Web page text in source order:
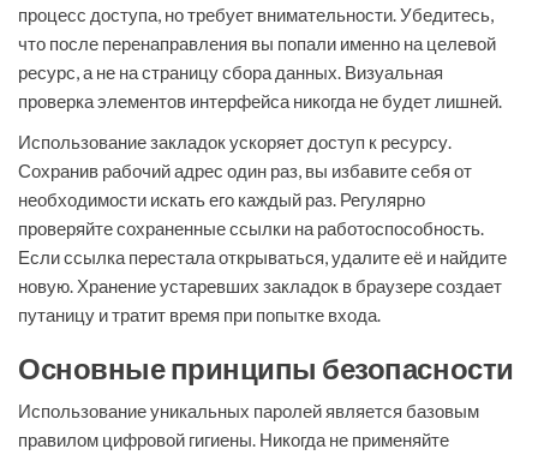
процесс доступа, но требует внимательности. Убедитесь,
что после перенаправления вы попали именно на целевой
ресурс, а не на страницу сбора данных. Визуальная
проверка элементов интерфейса никогда не будет лишней.
Использование закладок ускоряет доступ к ресурсу.
Сохранив рабочий адрес один раз, вы избавите себя от
необходимости искать его каждый раз. Регулярно
проверяйте сохраненные ссылки на работоспособность.
Если ссылка перестала открываться, удалите её и найдите
новую. Хранение устаревших закладок в браузере создает
путаницу и тратит время при попытке входа.
Основные принципы безопасности
Использование уникальных паролей является базовым
правилом цифровой гигиены. Никогда не применяйте